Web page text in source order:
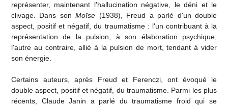
représenter, maintenant l'hallucination négative, le déni et le
clivage. Dans sonMoïse (1938), Freud a parlé d'un double
aspect, positif et négatif, du traumatisme : l'un contribuant à la
représentation de la pulsion, à son élaboration psychique,
l'autre au contraire, allié à la pulsion de mort, tendant à vider
son énergie.
Certains auteurs, après Freud et Ferenczi, ont évoqué le
double aspect, positif et négatif, du traumatisme. Parmi les plus
récents, Claude Janin a parlé du traumatisme froid qui se